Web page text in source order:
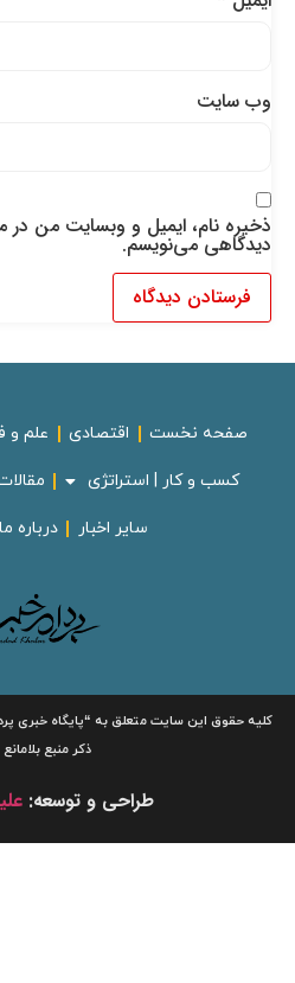
وب‌ سایت
ذخیره نام، ایمیل و وبسایت من در
دیدگاهی می‌نویسم.
صفحه نخست اقتصادی علم و
کسب و کار | استراتژی مقالات
سایر اخبار درباره ما
کلیه حقوق این سایت متعلق به“پایگاه خبریپرداد
ذکر منبع بلامانع
طراحی و توسعه: